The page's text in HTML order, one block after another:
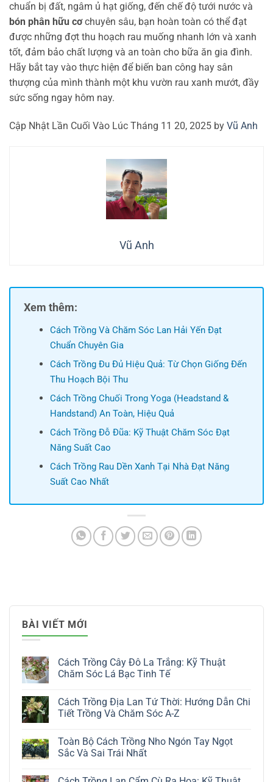
chuẩn bị đất, ngâm ủ hạt giống, đến chế độ tưới nước và
bón phân hữu cơchuyên sâu, bạn hoàn toàn có thể đạt
được những đợt thu hoạch rau muống nhanh lớn và xanh
tốt, đảm bảo chất lượng và an toàn cho bữa ăn gia đình.
Hãy bắt tay vào thực hiện để biến ban công hay sân
thượng của mình thành một khu vườn rau xanh mướt, đầy
sức sống ngay hôm nay.
Cập Nhật Lần Cuối Vào Lúc Tháng 11 20, 2025 by Vũ Anh
Vũ Anh
Xem thêm:
Cách Trồng Và Chăm Sóc Lan Hải Yến Đạt
Chuẩn Chuyên Gia
Cách Trồng Đu Đủ Hiệu Quả: Từ Chọn Giống Đến
Thu Hoạch Bội Thu
Cách Trồng Chuối Trong Yoga (Headstand &
Handstand) An Toàn, Hiệu Quả
Cách Trồng Đỗ Đũa: Kỹ Thuật Chăm Sóc Đạt
Năng Suất Cao
Cách Trồng Rau Dền Xanh Tại Nhà Đạt Năng
Suất Cao Nhất
BÀI VIẾT MỚI
Cách Trồng Cây Đô La Trắng: Kỹ Thuật
Chăm Sóc Lá Bạc Tinh Tế
bình
luận
Cây
Đô
La
Cách Trồng Địa Lan Tứ Thời: Hướng Dẫn Chi
Tiết Trồng Và Chăm Sóc A-Z
bình
luận
ở
Toàn Bộ Cách Trồng Nho Ngón Tay Ngọt
Sắc Và Sai Trái Nhất